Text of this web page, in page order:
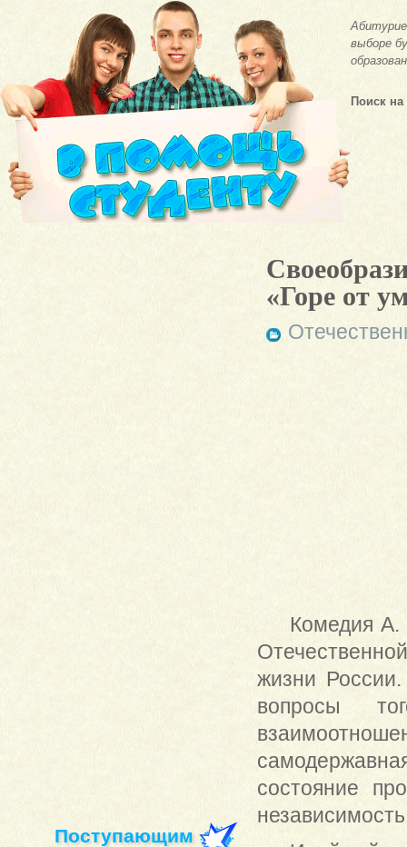
выборе
Поиск на
Поступающим
«Горе от
Комедия А.
жизни
вопросы
состояние